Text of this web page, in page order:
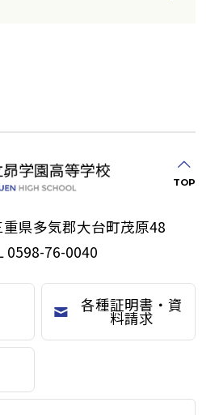
TOP
重県多気郡大台町茂原48
0598-76-0040
各種証明書・資
料請求